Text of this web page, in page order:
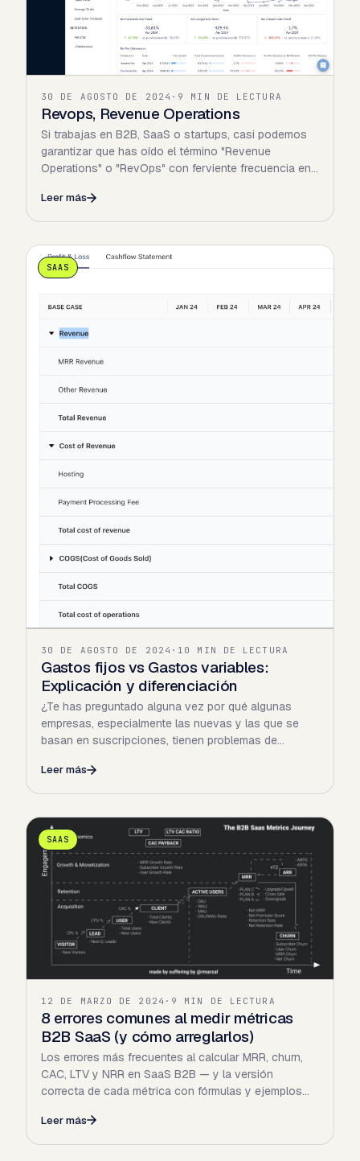
30 DE AGOSTO DE 2024 · 9 MIN DE LECTURA
Revops, Revenue Operations
Si trabajas en B2B, SaaS o startups, casi podemos
garantizar que has oído el término "Revenue
Operations" o "RevOps" con ferviente frecuencia en
Leer más
SAAS
30 DE AGOSTO DE 2024 · 10 MIN DE LECTURA
Gastos fijos vs Gastos variables:
Explicación y diferenciación
¿Te has preguntado alguna vez por qué algunas
empresas, especialmente las nuevas y las que se
basan en suscripciones, tienen problemas de
Leer más
SAAS
12 DE MARZO DE 2024 · 9 MIN DE LECTURA
8 errores comunes al medir métricas
B2B SaaS (y cómo arreglarlos)
Los errores más frecuentes al calcular MRR, churn,
CAC, LTV y NRR en SaaS B2B — y la versión
correcta de cada métrica con fórmulas y ejemplos
Leer más